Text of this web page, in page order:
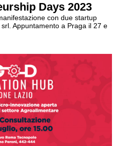
Days 2023
con due startup
Appuntamento a Praga il 27 e